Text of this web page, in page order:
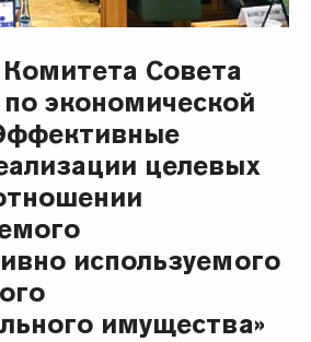
Совета
экономической
целевых
используемого
имущества»